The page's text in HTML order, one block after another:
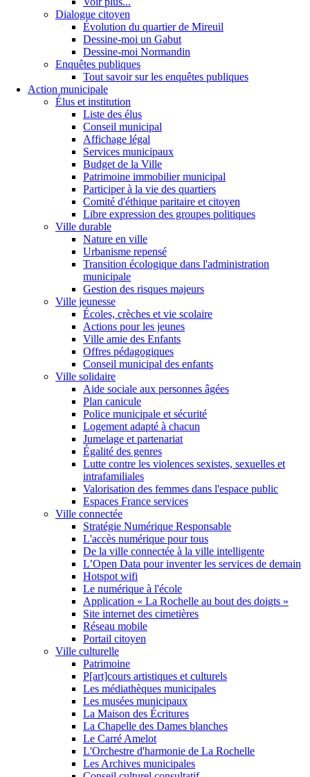
Dialogue citoyen
Évolution du quartier de Mireuil
Dessine-moi un Gabut
Dessine-moi Normandin
Enquêtes publiques
Tout savoir sur les enquêtes publiques
Action municipale
Élus et institution
Liste des élus
Conseil municipal
Affichage légal
Services municipaux
Budget de la Ville
Patrimoine immobilier municipal
Participer à la vie des quartiers
Comité d'éthique paritaire et citoyen
Libre expression des groupes politiques
Ville durable
Nature en ville
Urbanisme repensé
Transition écologique dans l'administration
municipale
Gestion des risques majeurs
Ville jeunesse
Écoles, crèches et vie scolaire
Actions pour les jeunes
Ville amie des Enfants
Offres pédagogiques
Conseil municipal des enfants
Ville solidaire
Aide sociale aux personnes âgées
Plan canicule
Police municipale et sécurité
Logement adapté à chacun
Jumelage et partenariat
Égalité des genres
Lutte contre les violences sexistes, sexuelles et
intrafamiliales
Valorisation des femmes dans l'espace public
Espaces France services
Ville connectée
Stratégie Numérique Responsable
L'accès numérique pour tous
De la ville connectée à la ville intelligente
L’Open Data pour inventer les services de demain
Hotspot wifi
Le numérique à l'école
Application « La Rochelle au bout des doigts »
Site internet des cimetières
Réseau mobile
Portail citoyen
Ville culturelle
Patrimoine
P[art]cours artistiques et culturels
Les médiathèques municipales
Les musées municipaux
La Maison des Écritures
La Chapelle des Dames blanches
Le Carré Amelot
L'Orchestre d'harmonie de La Rochelle
Les Archives municipales